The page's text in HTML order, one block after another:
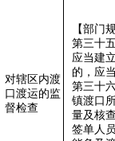
对辖区内渡
口渡运的监
督检查
【部门
第三十
应当建
的，应
第三十
镇渡口
量及核
签单人